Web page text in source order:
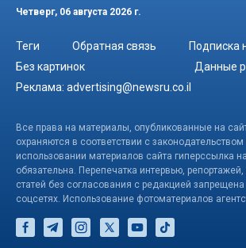
Четверг, 06 августа 2026 г.
Теги Обратная связь
Подписка
Без картинок
Данные
Реклама: advertising@newsru.co.il
Все права на материалы, опубликованные на
охраняются в соответствии с
использовании материалов сайта гиперссылка
обязательна. Перепечатка интервью,
статей без согласования с редакцией
соцсетях. Использование фотоматериалов